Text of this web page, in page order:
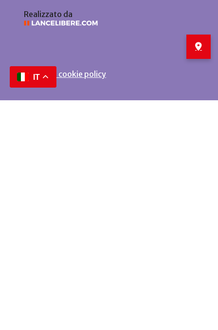
Realizzato da
Privacy e cookie policy
IT